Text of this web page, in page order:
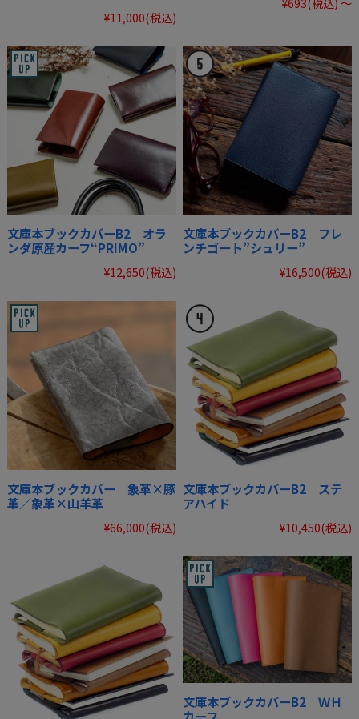
¥11,000(税込)
文庫本ブックカバーB2 オラ
ンダ原産カーフ“PRIMO”
¥12,650(税込)
文庫本ブックカバーB2 フレ
ンチゴート”シュリー”
¥16,500(税込)
文庫本ブックカバー 象革×豚
革／象革×山羊革
¥66,000(税込)
文庫本ブックカバーB2 ステ
アハイド
¥10,450(税込)
文庫本ブックカバーB2 ＷＨ